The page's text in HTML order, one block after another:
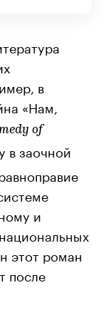
в
«Нам,
of
в заочной
и
этот роман
после